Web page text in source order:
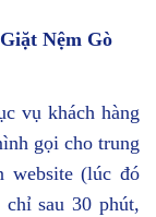
Nệm Gò
vụ khách hàng
gọi cho trung
website (lúc đó
sau 30 phút,